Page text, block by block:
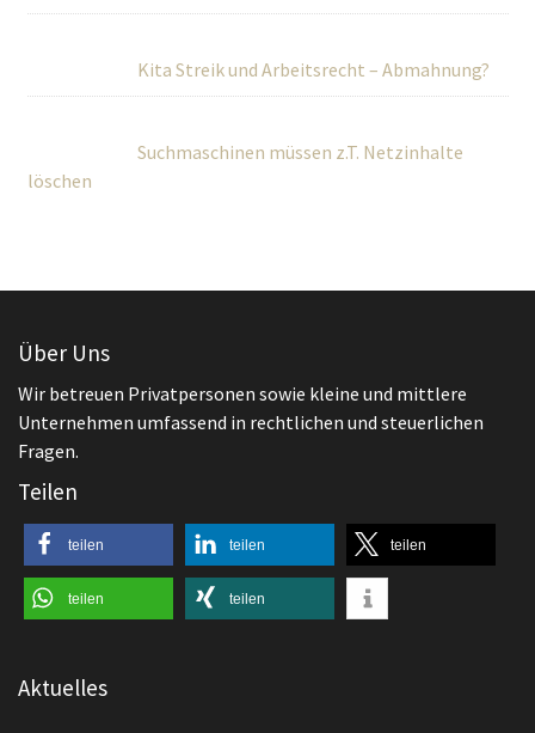
Kita Streik und Arbeitsrecht – Abmahnung?
Suchmaschinen müssen z.T. Netzinhalte
löschen
Über Uns
Wir betreuen Privatpersonen sowie kleine und mittlere
Unternehmen umfassend in rechtlichen und steuerlichen
Fragen.
Teilen
teilen teilen teilen
teilen teilen
Aktuelles